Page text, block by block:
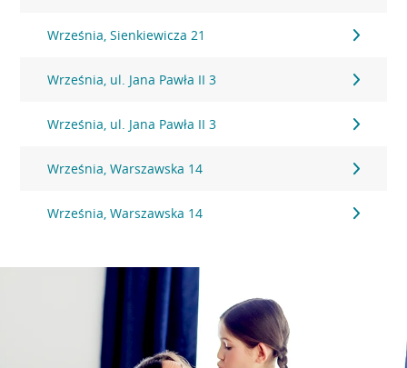
Września, Sienkiewicza 21
Września, ul. Jana Pawła II 3
Września, ul. Jana Pawła II 3
Września, Warszawska 14
Września, Warszawska 14